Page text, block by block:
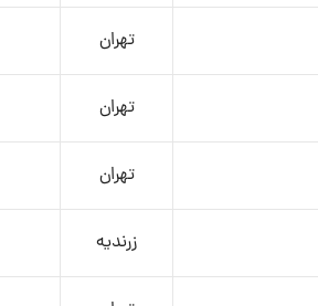
تهران
تهران
تهران
زرندیه